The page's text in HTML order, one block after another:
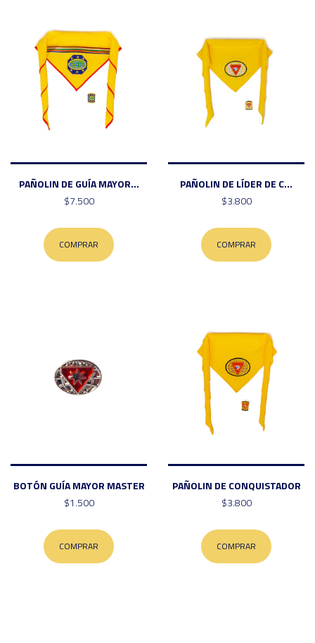
PAÑOLIN DE GUÍA MAYOR...
$7.500
COMPRAR
PAÑOLIN DE LÍDER DE C...
$3.800
COMPRAR
BOTÓN GUÍA MAYOR MASTER
$1.500
COMPRAR
PAÑOLIN DE CONQUISTADOR
$3.800
COMPRAR